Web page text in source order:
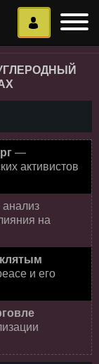
—
активистов
на
и его